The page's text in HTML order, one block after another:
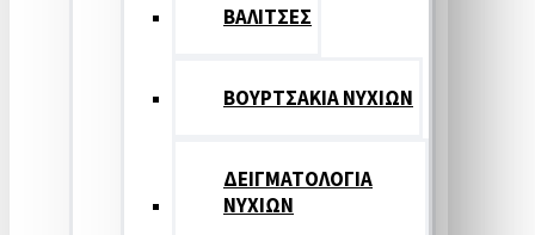
ΒΑΛΙΤΣΕΣ
ΒΟΥΡΤΣΑΚΙΑ ΝΥΧΙΩΝ
ΔΕΙΓΜΑΤΟΛΟΓΙΑ
ΝΥΧΙΩΝ